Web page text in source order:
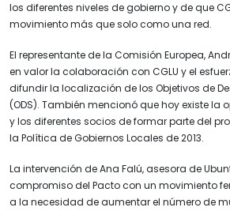
los diferentes niveles de gobierno y de que
movimiento más que solo como una red.
El representante de la Comisión Europea,
en valor la colaboración con CGLU y el
difundir la localización de los Objetivos de
(ODS). También mencionó que hoy existe la
y los diferentes socios de formar parte del
la Política de Gobiernos Locales de 2013.
La intervención de Ana Falú, asesora de
compromiso del Pacto con un movimiento
a la necesidad de aumentar el número de